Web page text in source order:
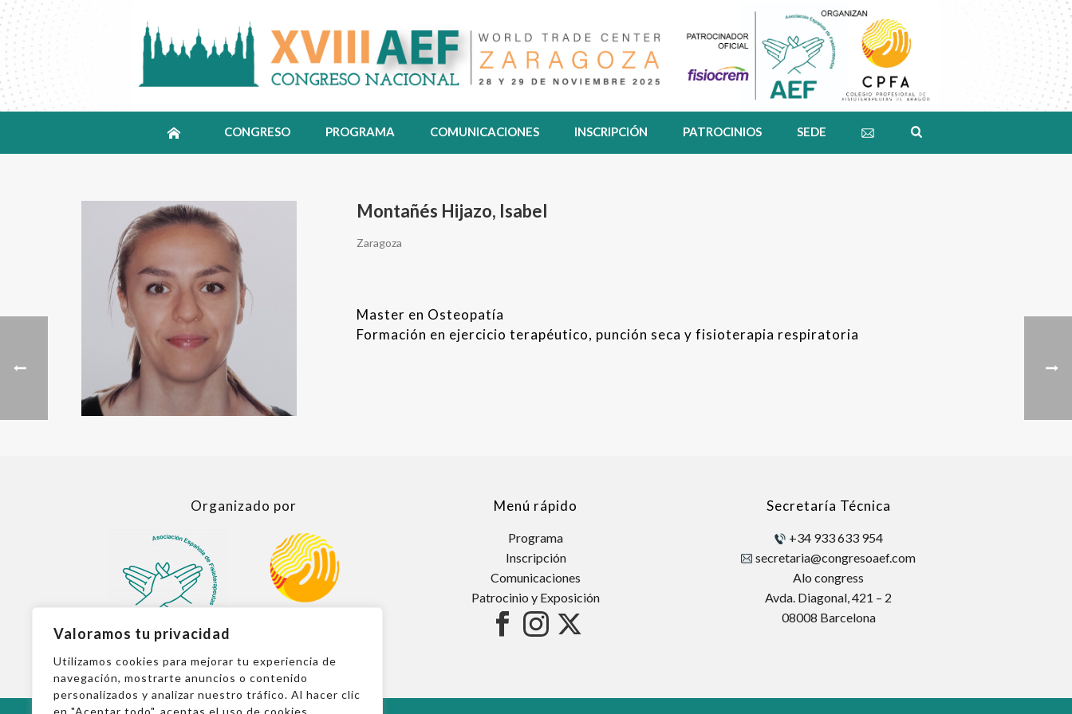
Valoramos tu privacidad
Utilizamos cookies para mejorar tu experiencia de
navegación, mostrarte anuncios o contenido
personalizados y analizar nuestro tráfico. Al hacer clic
en "Aceptar todo", aceptas el uso de cookies.
CONGRESO PROGRAMA COMUNICACIONES INSCRIPCIÓN PATROCINIOS SEDE
Montañés Hijazo, Isabel
Zaragoza
Master en Osteopatía
Formación en ejercicio terapéutico, punción seca y fisioterapia respiratoria
Organizado por Menú rápido
Programa
Inscripción
Comunicaciones
Patrocinio y Exposición
Secretaría Técnica
+34 933 633 954
secretaria@congresoaef.com
Alo congress
Avda. Diagonal, 421 – 2
08008 Barcelona